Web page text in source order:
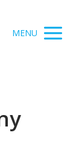
MENU